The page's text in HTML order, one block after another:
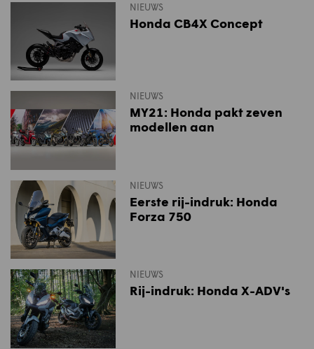
NIEUWS
Honda CB4X Concept
NIEUWS
MY21: Honda pakt zeven
modellen aan
NIEUWS
Eerste rij-indruk: Honda
Forza 750
NIEUWS
Rij-indruk: Honda X-ADV's